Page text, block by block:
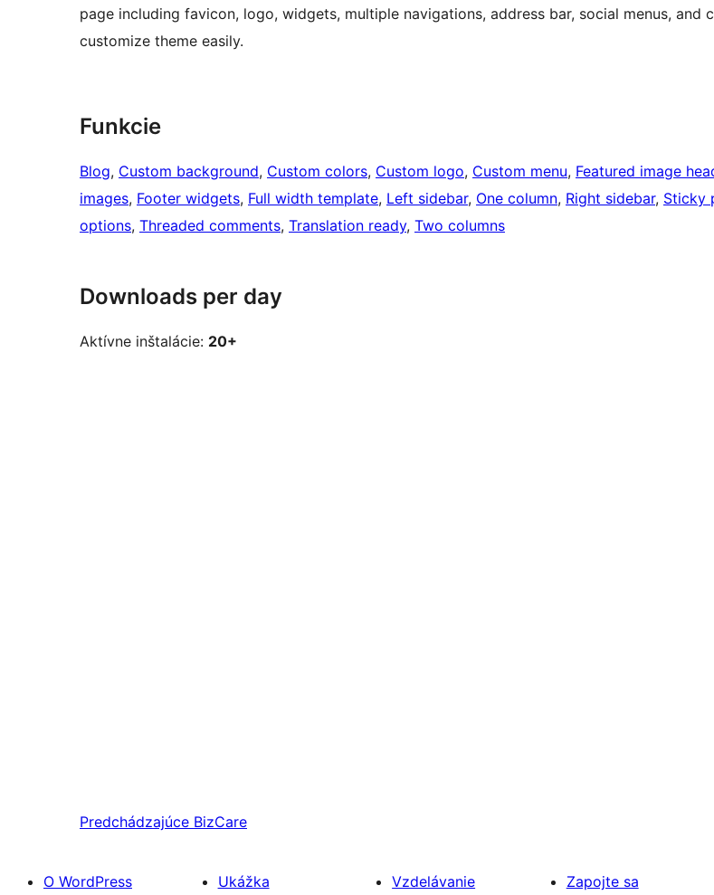
page including favicon, logo, widgets, multiple navigations, address bar, social menus, and
customize theme easily.
Funkcie
Blog, Custom background, Custom colors, Custom logo, Custom menu, Featured image
images, Footer widgets, Full width template, Left sidebar, One column, Right sidebar, Sticky
options, Threaded comments, Translation ready, Two columns
Downloads per day
Aktívne inštalácie: 20+
Predchádzajúce BizCare
O WordPress Ukážka Vzdelávanie Zapojte sa